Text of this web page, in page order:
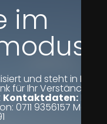
im
und steht in Kürze
für Ihr Verständnis.
Kontaktdaten:Mail:
9356157 Mobil: